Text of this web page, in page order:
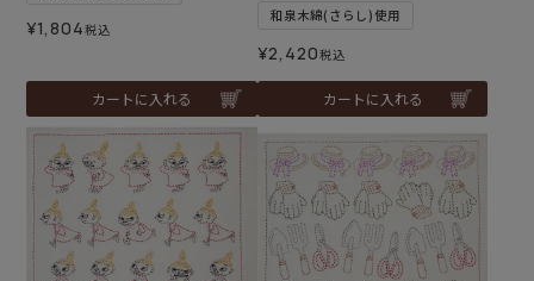
¥1,804税込
カートに入れる
和泉木綿(さらし)使用
¥2,420税込
カートに入れる